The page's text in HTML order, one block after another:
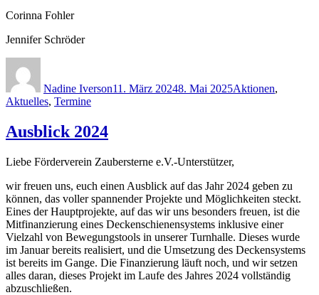
Corinna Fohler
Jennifer Schröder
Nadine Iverson11. März 20248. Mai 2025Aktionen,
Aktuelles, Termine
Ausblick 2024
Liebe Förderverein Zaubersterne e.V.-Unterstützer,
wir freuen uns, euch einen Ausblick auf das Jahr 2024 geben zu
können, das voller spannender Projekte und Möglichkeiten steckt.
Eines der Hauptprojekte, auf das wir uns besonders freuen, ist die
Mitfinanzierung eines Deckenschienensystems inklusive einer
Vielzahl von Bewegungstools in unserer Turnhalle. Dieses wurde
im Januar bereits realisiert, und die Umsetzung des Deckensystems
ist bereits im Gange. Die Finanzierung läuft noch, und wir setzen
alles daran, dieses Projekt im Laufe des Jahres 2024 vollständig
abzuschließen.